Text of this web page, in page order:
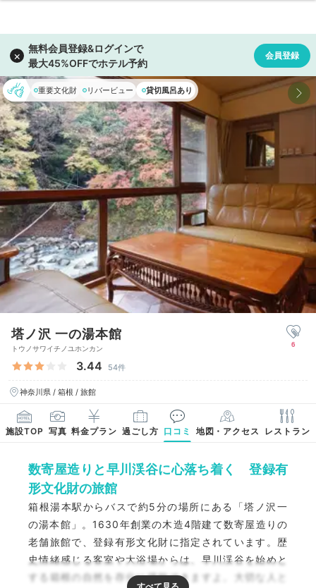
重要文化財 リバービュー 貸切風呂あり
塔ノ沢 一の湯本館
トウノサワイチノユホンカン
3.44 54件
神奈川県 / 箱根 / 旅館
6
施設TOP 写真 料金プラン 過ごし方 口コミ 地図・アクセス レストラン
数寄屋造りと早川渓谷に心落ち着く 登録有
形文化財の旅館
箱根湯本駅からバスで約5分の場所にある「塔ノ沢一
の湯本館」。1630年創業の木造4階建て数寄屋造りの
老舗旅館で、登録有形文化財に指定されています。歴
史情緒感じる客室や大浴場からは、早川渓谷を始めと
する箱根の自然を存分に堪能できますよ。大切な人と